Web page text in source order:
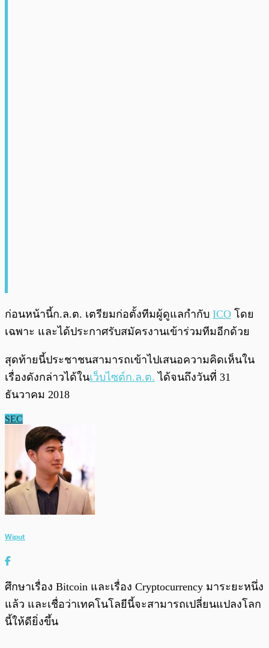
ก่อนหน้านี้ก.ล.ต. เตรียมก่อตั้งทีมผู้ดูแลกำกับ ICO โดย
เฉพาะ และได้ประกาศรับสมัครงานเข้าร่วมทีมอีกด้วย
สุดท้ายนี้ประชาชนสามารถเข้าไปเสนอความคิดเห็นใน
เรื่องดังกล่าวได้ในเว็บไซต์ก.ล.ต. ได้จนถึงวันที่ 31
ธันวาคม 2018
SEC
Wiput
ศึกษาเรื่อง Bitcoin และเรื่อง Cryptocurrency มาระยะหนึ่ง
แล้ว และเชื่อว่าเทคโนโลยีนี้จะสามารถเปลี่ยนแปลงโลก
นี้ให้ดียิ่งขึ้น